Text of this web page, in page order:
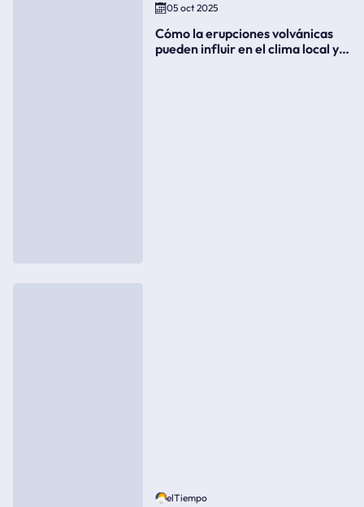
05 oct 2025
Cómo la erupciones volvánicas
pueden influir en el clima local y
elTiempo